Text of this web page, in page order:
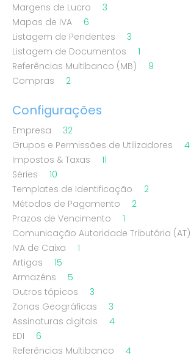
Margens de Lucro
3
Mapas de IVA
6
Listagem de Pendentes
3
Listagem de Documentos
1
Referências Multibanco (MB)
9
Compras
2
Configurações
Empresa
32
Grupos e Permissões de Utilizadores
4
Impostos & Taxas
11
Séries
10
Templates de Identificação
2
Métodos de Pagamento
2
Prazos de Vencimento
1
Comunicação Autoridade Tributária (AT)
IVA de Caixa
1
Artigos
15
Armazéns
5
Outros tópicos
3
Zonas Geográficas
3
Assinaturas digitais
4
EDI
6
Referências Multibanco
4